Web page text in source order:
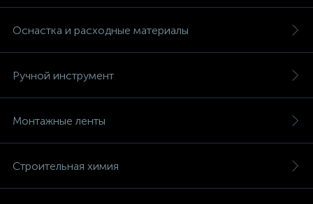
Оснастка и расходные материалы
Ручной инструмент
Монтажные ленты
Строительная химия